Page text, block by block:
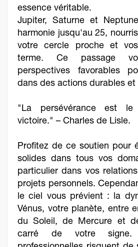
essence véritable.
Jupiter, Saturne et
harmonie jusqu'au 25,
votre cercle proche et
terme. Ce passage
perspectives favorables
dans des actions durables et
"La persévérance est
victoire." – Charles de Lisle.
Profitez de ce soutien pour
solides dans tous vos
particulier dans vos
projets personnels.
le ciel vous prévient : la
Vénus, votre planète, entre
du Soleil, de Mercure et
carré de votre signe.